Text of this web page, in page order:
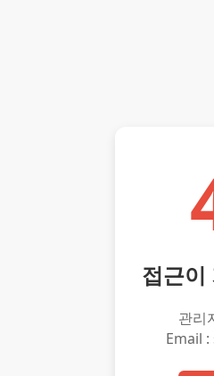
접근이
관리
Email